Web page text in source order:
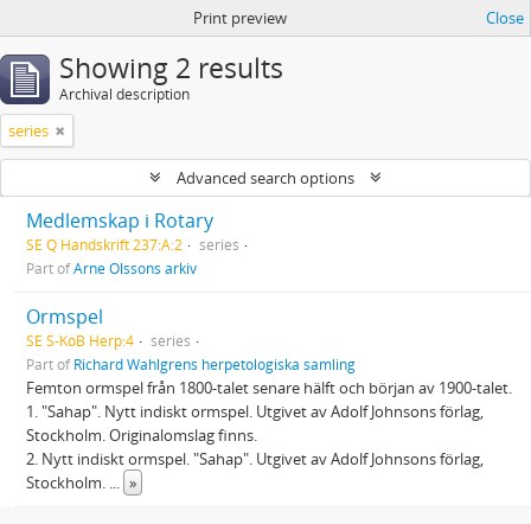
Print preview Close
Showing 2 results
Archival description
series
Advanced search options
Medlemskap i Rotary
SE Q Handskrift 237:A:2
series
Part ofArne Olssons arkiv
Ormspel
SE S-KoB Herp:4
series
Part ofRichard Wahlgrens herpetologiska samling
Femton ormspel från 1800-talet senare hälft och början av 1900-talet.
1. "Sahap". Nytt indiskt ormspel. Utgivet av Adolf Johnsons förlag,
Stockholm. Originalomslag finns.
2. Nytt indiskt ormspel. "Sahap". Utgivet av Adolf Johnsons förlag,
Stockholm. ... »